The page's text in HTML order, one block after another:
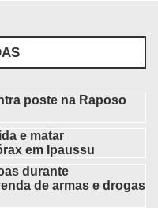
poste na Raposo
e matar
em Ipaussu
durante
de armas e drogas